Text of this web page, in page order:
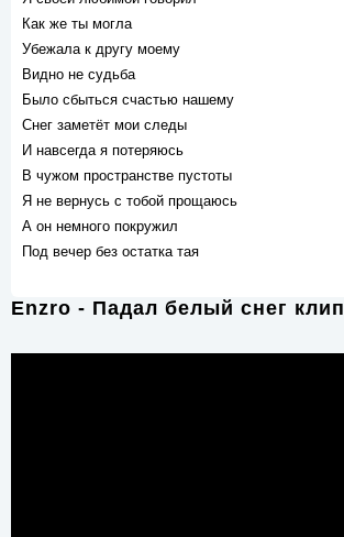
Как же ты могла
Убежала к другу моему
Видно не судьба
Было сбыться счастью нашему
Снег заметёт мои следы
И навсегда я потеряюсь
В чужом пространстве пустоты
Я не вернусь с тобой прощаюсь
А он немного покружил
Под вечер без остатка тая
Enzro - Падал белый снег клип